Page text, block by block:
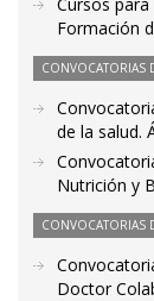
Formación
CONVOCATORIAS
de la salud.
Nutrición y
CONVOCATORIAS
Doctor